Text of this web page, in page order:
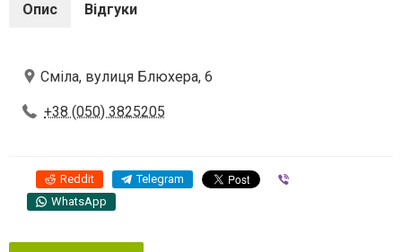
Опис Відгуки
Сміла, вулиця Блюхера, 6
+38 (050) 3825205
Reddit Telegram
WhatsApp